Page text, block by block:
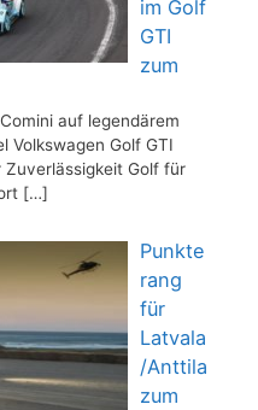
im Golf
GTI
zum
auf legendärem
Volkswagen Golf GTI
Golf für
[…]
Punkte
rang
für
Latvala
/Anttila
zum